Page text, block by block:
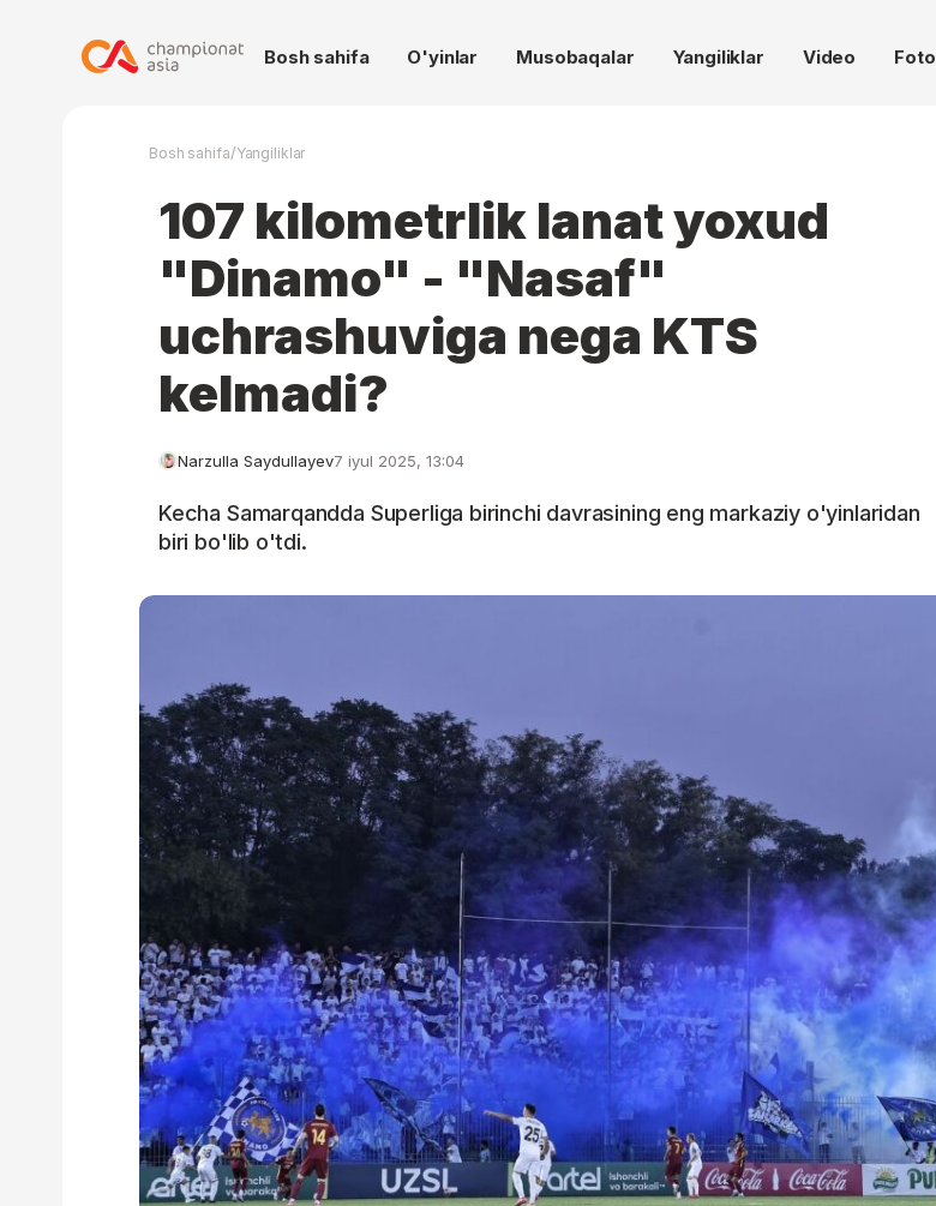
Bosh sahifa O'yinlar Musobaqalar Yangiliklar Video Foto
Bosh sahifa/Yangiliklar
107 kilometrlik lanat yoxud
"Dinamo" - "Nasaf"
uchrashuviga nega KTS
kelmadi?
Narzulla Saydullayev7 iyul 2025, 13:04
Kecha Samarqandda Superliga birinchi davrasining eng markaziy o'yinlaridan
biri bo'lib o'tdi.